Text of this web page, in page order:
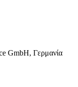
GmbH, Γερμανία